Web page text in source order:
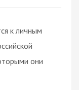
к личным
они